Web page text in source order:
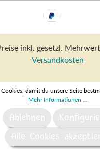
inkl. gesetzl.
Versandkosten
damit du unsere Seite
Mehr Informationen ...